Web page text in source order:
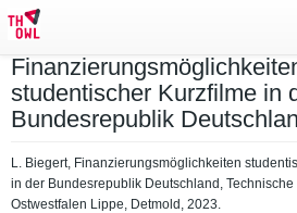
studentischer Kurzfilme in
Bundesrepublik
L. Biegert, Finanzierungsmöglichkeiten
in der Bundesrepublik Deutschland,
Ostwestfalen Lippe, Detmold, 2023.